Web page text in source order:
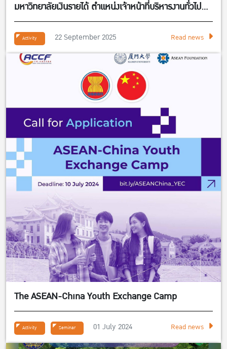
มหาวิทยาลัยเงินรายได้ ตำแหน่งเจ้าหน้าที่บริหารงานทั่วไป
จำนวน 1 อัตรา สังกัดศูนย์กิจการนานาชาติ คณะ
เศรษฐศาสตร์
Activity 22 September 2025 Read news
The ASEAN-China Youth Exchange Camp
Activity Seminar 01 July 2024 Read news